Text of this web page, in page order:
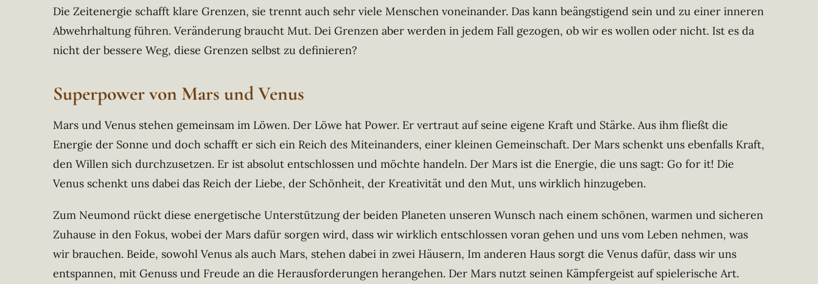
Die Zeitenergie schafft klare Grenzen, sie trennt auch sehr viele Menschen voneinander. Das kann beängstigend sein und zu einer inneren
Abwehrhaltung führen. Veränderung braucht Mut. Dei Grenzen aber werden in jedem Fall gezogen, ob wir es wollen oder nicht. Ist es da
nicht der bessere Weg, diese Grenzen selbst zu definieren?
Superpower von Mars und Venus
Mars und Venus stehen gemeinsam im Löwen. Der Löwe hat Power. Er vertraut auf seine eigene Kraft und Stärke. Aus ihm fließt die
Energie der Sonne und doch schafft er sich ein Reich des Miteinanders, einer kleinen Gemeinschaft. Der Mars schenkt uns ebenfalls Kraft,
den Willen sich durchzusetzen. Er ist absolut entschlossen und möchte handeln. Der Mars ist die Energie, die uns sagt: Go for it! Die
Venus schenkt uns dabei das Reich der Liebe, der Schönheit, der Kreativität und den Mut, uns wirklich hinzugeben.
Zum Neumond rückt diese energetische Unterstützung der beiden Planeten unseren Wunsch nach einem schönen, warmen und sicheren
Zuhause in den Fokus, wobei der Mars dafür sorgen wird, dass wir wirklich entschlossen voran gehen und uns vom Leben nehmen, was
wir brauchen. Beide, sowohl Venus als auch Mars, stehen dabei in zwei Häusern, Im anderen Haus sorgt die Venus dafür, dass wir uns
entspannen, mit Genuss und Freude an die Herausforderungen herangehen. Der Mars nutzt seinen Kämpfergeist auf spielerische Art.